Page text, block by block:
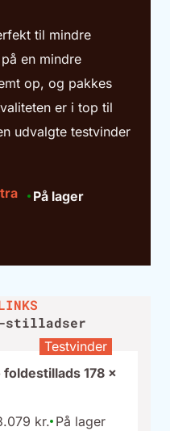
til mindre
en mindre
op, og pakkes
er i top til
udvalgte testvinder
På lager
stilladser
Testvinder
foldestillads 178 x
kr. På lager